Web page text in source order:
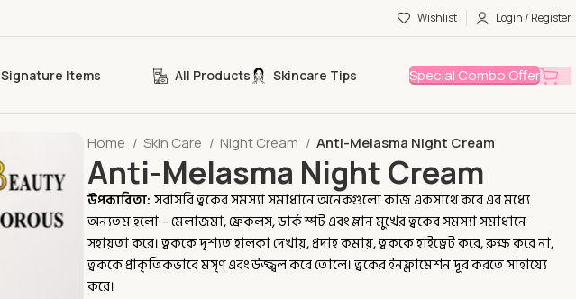
Wishlist Login / Register
Signature Items All Products Skincare Tips Special Combo Offer
Home Skin Care Night Cream Anti-Melasma Night Cream
Anti-Melasma Night Cream
উপকারিতা:সরাসরি ত্বকের সমস্যা সমাধানে অনেকগুলো কাজ একসাথে করে এর মধ্যে
অন্যতম হলো – মেলাজমা, ফ্রেকলস, ডার্ক স্পট এবং ম্লান মুখের ত্বকের সমস্যা সমাধানে
সহায়তা করে। ত্বককে দৃশ্যত হালকা দেখায়, প্রদাহ কমায়, ত্বককে হাইড্রেট করে, রুক্ষ করে না,
ত্বককে প্রাকৃতিকভাবে মসৃণ এবং উজ্জ্বল করে তোলে। ত্বকের ইনফ্লামেশন দূর করতে সাহায্যে
করে।